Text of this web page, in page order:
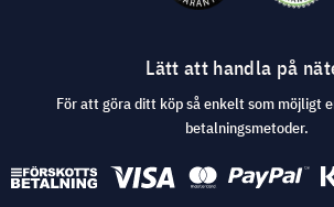
Lätt att handla på
För att göra ditt köp så enkelt som möjligt
betalningsmetoder.